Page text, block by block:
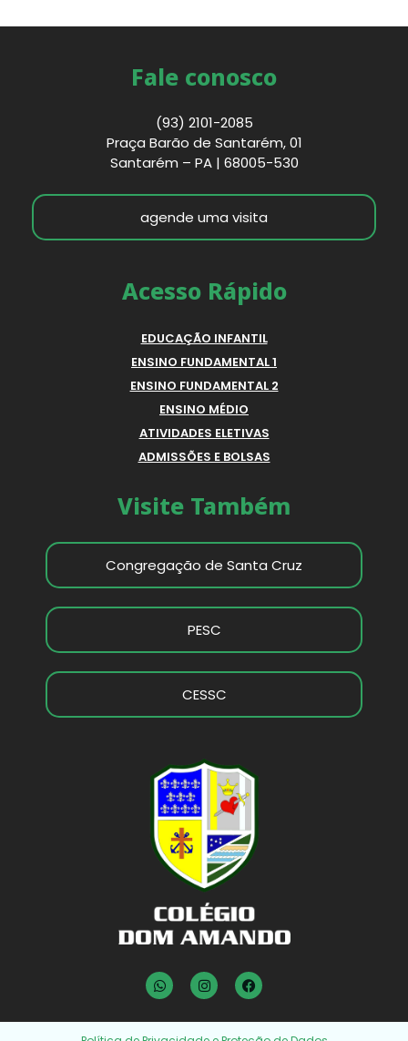
Fale conosco
(93) 2101-2085
Praça Barão de Santarém, 01
Santarém – PA | 68005-530
agende uma visita
Acesso Rápido
EDUCAÇÃO INFANTIL
ENSINO FUNDAMENTAL 1
ENSINO FUNDAMENTAL 2
ENSINO MÉDIO
ATIVIDADES ELETIVAS
ADMISSÕES E BOLSAS
Visite Também
Congregação de Santa Cruz
PESC
CESSC